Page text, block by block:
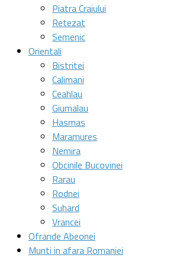
Piatra Craiului
Retezat
Semenic
Orientali
Bistritei
Calimani
Ceahlau
Giumalau
Hasmas
Maramures
Nemira
Obcinile Bucovinei
Rarau
Rodnei
Suhard
Vrancei
Ofrande Abeonei
Munti in afara Romaniei